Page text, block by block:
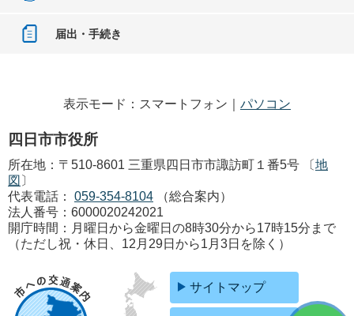
届出・手続き
表示モード：スマートフォン｜ パソコン
四日市市役所
所在地：〒510-8601 三重県四日市市諏訪町１番5号 〔地
図 〕
代表電話：
059-354-8104
（総合案内）
法人番号：6000020242021
開庁時間：月曜日から金曜日の8時30分から17時15分まで
（ただし祝・休日、12月29日から1月3日を除く）
サイトマップ